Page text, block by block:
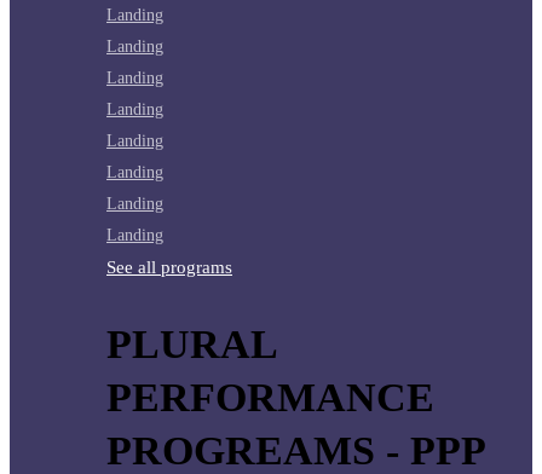
Landing
Landing
Landing
Landing
Landing
Landing
Landing
Landing
See all programs
PLURAL
PERFORMANCE
PROGREAMS - PPP